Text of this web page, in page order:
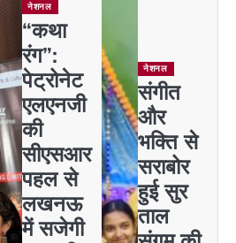
नेशनल
“कथा
रंग”:
पेट्रोनेट
एलएनजी
की
सीएसआर
पहल से
लखनऊ
में सजेगी
नेशनल
संगीत
और
भक्ति से
सराबोर
हुई सुर
ताल